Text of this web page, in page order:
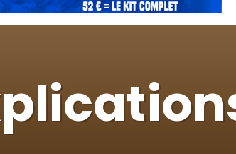
13 personnes viennent de demander une bénédiction
12 nouvelles musiques dans Torah-Box Music
3 personnes viennent de nous rejoindre sur WhatsApp